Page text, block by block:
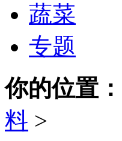
蔬菜
专题
你的位置：
料 >